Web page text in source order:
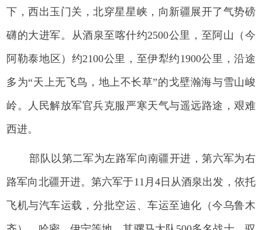
下，西出玉门关，北穿星星峡，向新疆展开了气势磅
礴的大进军。从酒泉至喀什约2500公里，至阿山（今
阿勒泰地区）约2100公里，至伊犁约1900公里，沿途
多为“天上无飞鸟，地上不长草”的戈壁瀚海与雪山峻
岭。人民解放军官兵克服严寒天气与遥远路途，艰难
西进。
部队以第二军为左路军向南疆开进，第六军为右
路军向北疆开进。第六军于11月4日从酒泉出发，依托
飞机与汽车运载，分批空运、车运至迪化（今乌鲁木